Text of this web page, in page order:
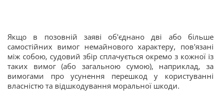
Якщо в позовній заяві об'єднано дві або більше
самостійних вимог немайнового характеру, пов'язані
між собою, судовий збір сплачується окремо з кожної із
таких вимог (або загальною сумою), наприклад, за
вимогами про усунення перешкод у користуванні
власністю та відшкодування моральної шкоди.